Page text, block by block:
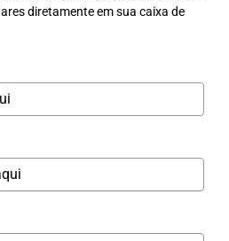
diretamente em sua caixa de